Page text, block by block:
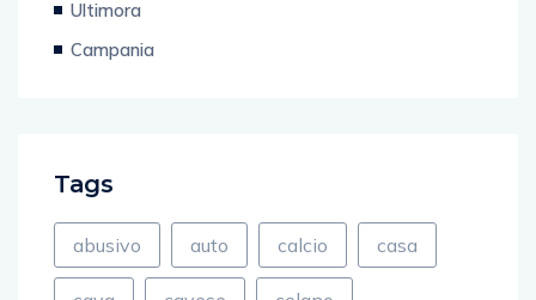
Ultimora
Campania
Tags
abusivo auto calcio casa